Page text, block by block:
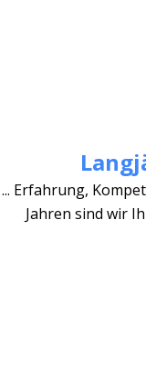
... Erfahrung,
Jahren sind wir